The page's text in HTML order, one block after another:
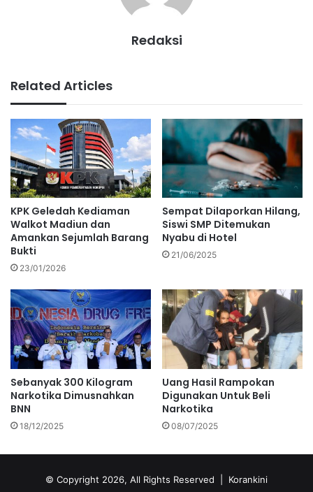
Redaksi
Related Articles
KPK Geledah Kediaman
Walkot Madiun dan
Amankan Sejumlah Barang
Bukti
23/01/2026
Sempat Dilaporkan Hilang,
Siswi SMP Ditemukan
Nyabu di Hotel
21/06/2025
Sebanyak 300 Kilogram
Narkotika Dimusnahkan
BNN
18/12/2025
Uang Hasil Rampokan
Digunakan Untuk Beli
Narkotika
08/07/2025
© Copyright 2026, All Rights Reserved | Korankini